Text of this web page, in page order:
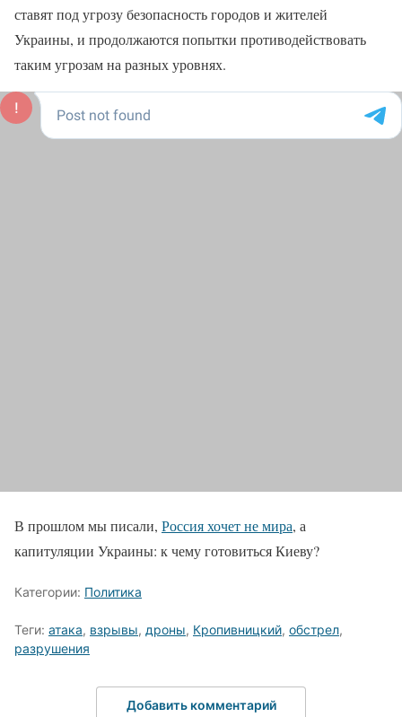
ставят под угрозу безопасность городов и жителей
Украины, и продолжаются попытки противодействовать
таким угрозам на разных уровнях.
В прошлом мы писали, Россия хочет не мира, а
капитуляции Украины: к чему готовиться Киеву?
Категории: Политика
Теги: атака, взрывы, дроны, Кропивницкий, обстрел,
разрушения
Добавить комментарий